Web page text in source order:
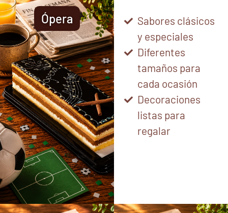
Ópera
Sabores clásicos
y especiales
Diferentes
tamaños para
cada ocasión
Decoraciones
listas para
regalar